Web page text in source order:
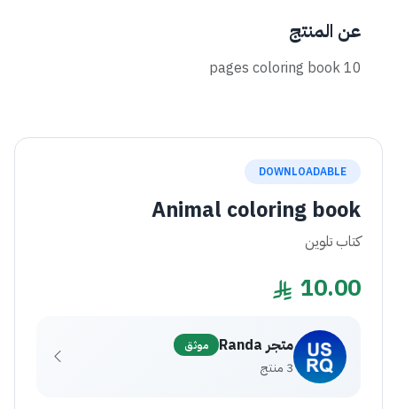
عن المنتج
10 pages coloring book
DOWNLOADABLE
Animal coloring book
كتاب تلوين
10.00
متجر Randa موثق
3 منتج